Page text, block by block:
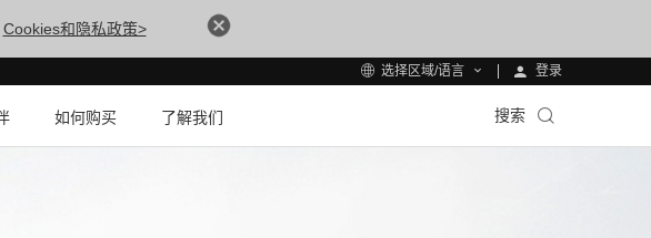
Cookies和隐私政策>
选择区域/语言 登录
如何购买 了解我们 搜索